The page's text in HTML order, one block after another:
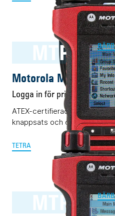
Motorola MTP8550Ex
Logga in för pris
ATEX-certifierad TETRA-
knappsats och displayer.
TETRA